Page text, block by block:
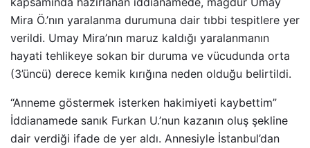
Mira Ö.’nın yaralanma durumuna dair tıbbi tespitlere yer
verildi. Umay Mira’nın maruz kaldığı yaralanmanın
hayati tehlikeye sokan bir duruma ve vücudunda orta
(3’üncü) derece kemik kırığına neden olduğu belirtildi.
“Anneme göstermek isterken hakimiyeti kaybettim”
İddianamede sanık Furkan U.’nun kazanın oluş şekline
dair verdiği ifade de yer aldı. Annesiyle İstanbul’dan